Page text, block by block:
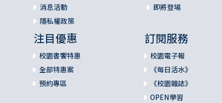
消息活動
隱私權政策
即將登場
注目優惠
校園書饗特惠
全部特惠案
預約專區
訂閱服務
校園電子報
《每日活水》
《校園雜誌》
OPEN學習